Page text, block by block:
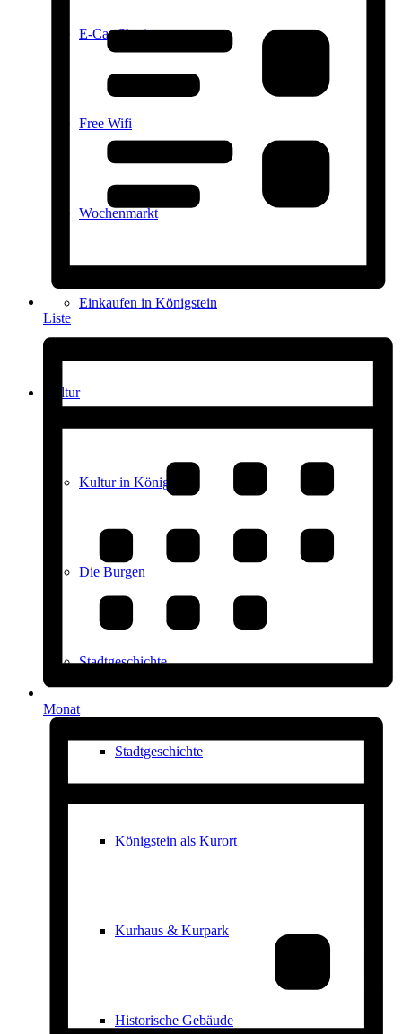
E-Car-Sharing
Free Wifi
Wochenmarkt
Einkaufen in Königstein
Kultur
Kultur in Königstein
Die Burgen
Stadtgeschichte
Stadtgeschichte
Königstein als Kurort
Kurhaus & Kurpark
Historische Gebäude
Liste
Monat